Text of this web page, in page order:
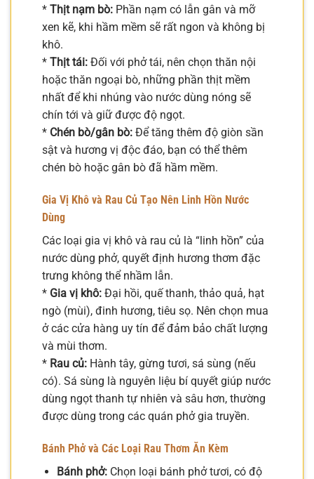
* Thịt nạm bò: Phần nạm có lẫn gân và mỡ
xen kẽ, khi hầm mềm sẽ rất ngon và không bị
khô.
* Thịt tái: Đối với phở tái, nên chọn thăn nội
hoặc thăn ngoại bò, những phần thịt mềm
nhất để khi nhúng vào nước dùng nóng sẽ
chín tới và giữ được độ ngọt.
* Chén bò/gân bò: Để tăng thêm độ giòn sần
sật và hương vị độc đáo, bạn có thể thêm
chén bò hoặc gân bò đã hầm mềm.
Gia Vị Khô và Rau Củ Tạo Nên Linh Hồn Nước
Dùng
Các loại gia vị khô và rau củ là “linh hồn” của
nước dùng phở, quyết định hương thơm đặc
trưng không thể nhầm lẫn.
* Gia vị khô: Đại hồi, quế thanh, thảo quả, hạt
ngò (mùi), đinh hương, tiêu sọ. Nên chọn mua
ở các cửa hàng uy tín để đảm bảo chất lượng
và mùi thơm.
* Rau củ: Hành tây, gừng tươi, sá sùng (nếu
có). Sá sùng là nguyên liệu bí quyết giúp nước
dùng ngọt thanh tự nhiên và sâu hơn, thường
được dùng trong các quán phở gia truyền.
Bánh Phở và Các Loại Rau Thơm Ăn Kèm
Bánh phở:Chọn loại bánh phở tươi, có độ